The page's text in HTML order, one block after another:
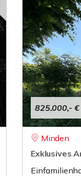
825.000,- €
Minden
Exklusives